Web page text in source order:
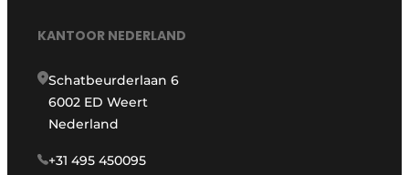
KANTOOR NEDERLAND
Schatbeurderlaan 6
6002 ED Weert
Nederland
+31 495 450095